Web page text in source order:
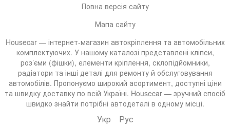
Повна версія сайту
Мапа сайту
Housecar — інтернет-магазин автокріплення та автомобільних
комплектуючих. У нашому каталозі представлені кліпси,
роз’єми (фішки), елементи кріплення, склопідйомники,
радіатори та інші деталі для ремонту й обслуговування
автомобілів. Пропонуємо широкий асортимент, доступні ціни
та швидку доставку по всій Україні. Housecar — зручний спосіб
швидко знайти потрібні автодеталі в одному місці.
Укр Рус